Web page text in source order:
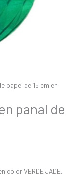
papel de 15 cm en
panal de
color VERDE JADE,